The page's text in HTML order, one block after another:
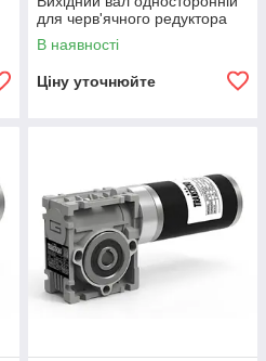
для черв'ячного редуктора
В наявності
Ціну уточнюйте